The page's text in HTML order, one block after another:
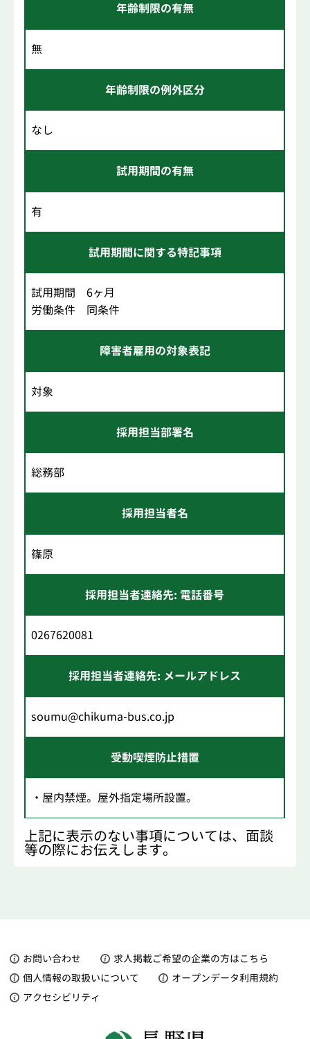
年齢制限の有無
無
年齢制限の例外区分
なし
試用期間の有無
有
試用期間に関する特記事項
試用期間 6ヶ月
労働条件 同条件
障害者雇用の対象表記
対象
採用担当部署名
総務部
採用担当者名
篠原
採用担当者連絡先: 電話番号
0267620081
採用担当者連絡先: メールアドレス
soumu@chikuma-bus.co.jp
受動喫煙防止措置
・屋内禁煙。屋外指定場所設置。
上記に表示のない事項については、面談
等の際にお伝えします。
お問い合わせ
求人掲載ご希望の企業の方はこちら
個人情報の取扱いについて
オープンデータ利用規約
アクセシビリティ